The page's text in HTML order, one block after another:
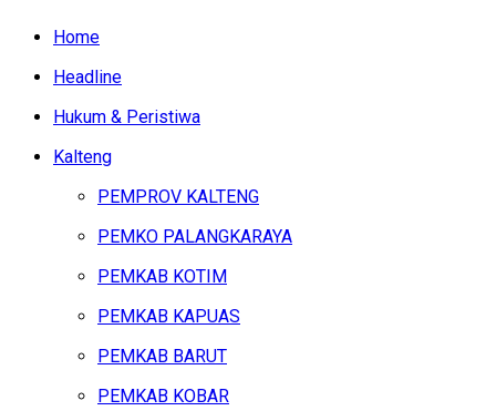
Home
Headline
Hukum & Peristiwa
Kalteng
PEMPROV KALTENG
PEMKO PALANGKARAYA
PEMKAB KOTIM
PEMKAB KAPUAS
PEMKAB BARUT
PEMKAB KOBAR